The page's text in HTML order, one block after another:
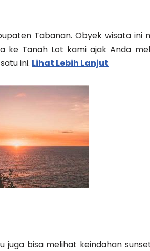
Tabanan. Obyek wisata ini
Tanah Lot kami ajak Anda
ini. Lihat Lebih Lanjut
bisa melihat keindahan